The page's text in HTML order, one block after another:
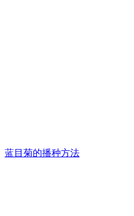
蓝目菊的播种方法